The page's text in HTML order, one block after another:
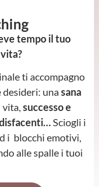
tempo il tuo
ti accompagno
desideri: una sana
successo e
Sciogli i
i blocchi emotivi,
alle spalle i tuoi